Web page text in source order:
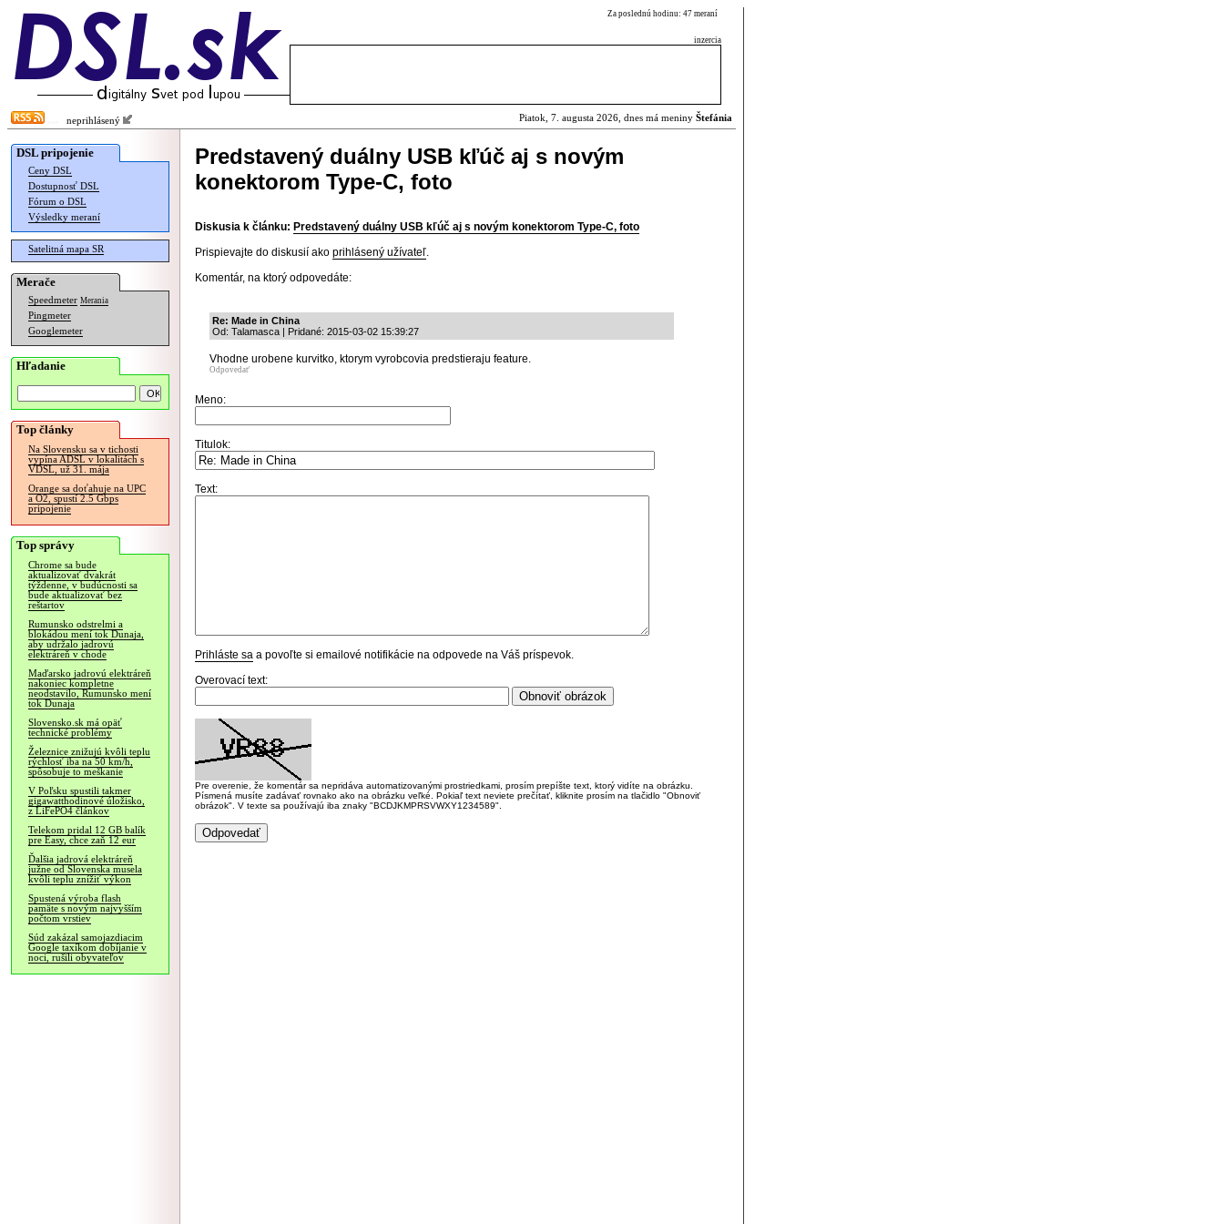
Za poslednú hodinu: 47 meraní
inzercia
neprihlásený Piatok, 7. augusta 2026, dnes má meniny Štefánia
DSL pripojenie
Ceny DSL
Dostupnosť DSL
Fórum o DSL
Výsledky meraní
Satelitná mapa SR
Merače
Speedmeter Merania
Pingmeter
Googlemeter
Hľadanie
Top články
Na Slovensku sa v tichosti
vypína ADSL v lokalitách s
VDSL, už 31. mája
Orange sa doťahuje na UPC
a O2, spustí 2.5 Gbps
pripojenie
Top správy
Chrome sa bude
aktualizovať dvakrát
týždenne, v budúcnosti sa
bude aktualizovať bez
reštartov
Rumunsko odstrelmi a
blokádou mení tok Dunaja,
aby udržalo jadrovú
elektráreň v chode
Maďarsko jadrovú elektráreň
nakoniec kompletne
neodstavilo, Rumunsko mení
tok Dunaja
Slovensko.sk má opäť
technické problémy
Železnice znižujú kvôli teplu
rýchlosť iba na 50 km/h,
spôsobuje to meškanie
V Poľsku spustili takmer
gigawatthodinové úložisko,
z LiFePO4 článkov
Telekom pridal 12 GB balík
pre Easy, chce zaň 12 eur
Ďalšia jadrová elektráreň
južne od Slovenska musela
kvôli teplu znížiť výkon
Spustená výroba flash
pamäte s novým najvyšším
počtom vrstiev
Súd zakázal samojazdiacim
Google taxíkom dobíjanie v
noci, rušili obyvateľov
Predstavený duálny USB kľúč aj s novým
konektorom Type-C, foto
Diskusia k článku: Predstavený duálny USB kľúč aj s novým konektorom Type-C, foto
Prispievajte do diskusií ako prihlásený užívateľ.
Komentár, na ktorý odpovedáte:
Re: Made in China
Od: Talamasca | Pridané: 2015-03-02 15:39:27
Vhodne urobene kurvitko, ktorym vyrobcovia predstieraju feature.
Odpovedať
Meno:
Titulok:
Text:
Prihláste sa a povoľte si emailové notifikácie na odpovede na Váš príspevok.
Overovací text:
Pre overenie, že komentár sa nepridáva automatizovanými prostriedkami, prosím prepíšte text, ktorý vidíte na obrázku.
Písmená musíte zadávať rovnako ako na obrázku veľké. Pokiaľ text neviete prečítať, kliknite prosím na tlačidlo "Obnoviť
obrázok". V texte sa používajú iba znaky "BCDJKMPRSVWXY1234589".